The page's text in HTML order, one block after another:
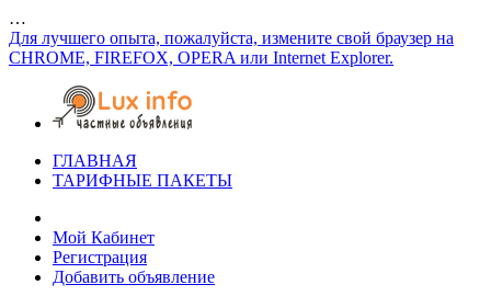
…
Для лучшего опыта, пожалуйста, измените свой браузер на
CHROME, FIREFOX, OPERA или Internet Explorer.
ГЛАВНАЯ
ТАРИФНЫЕ ПАКЕТЫ
Мой Кабинет
Регистрация
Добавить объявление